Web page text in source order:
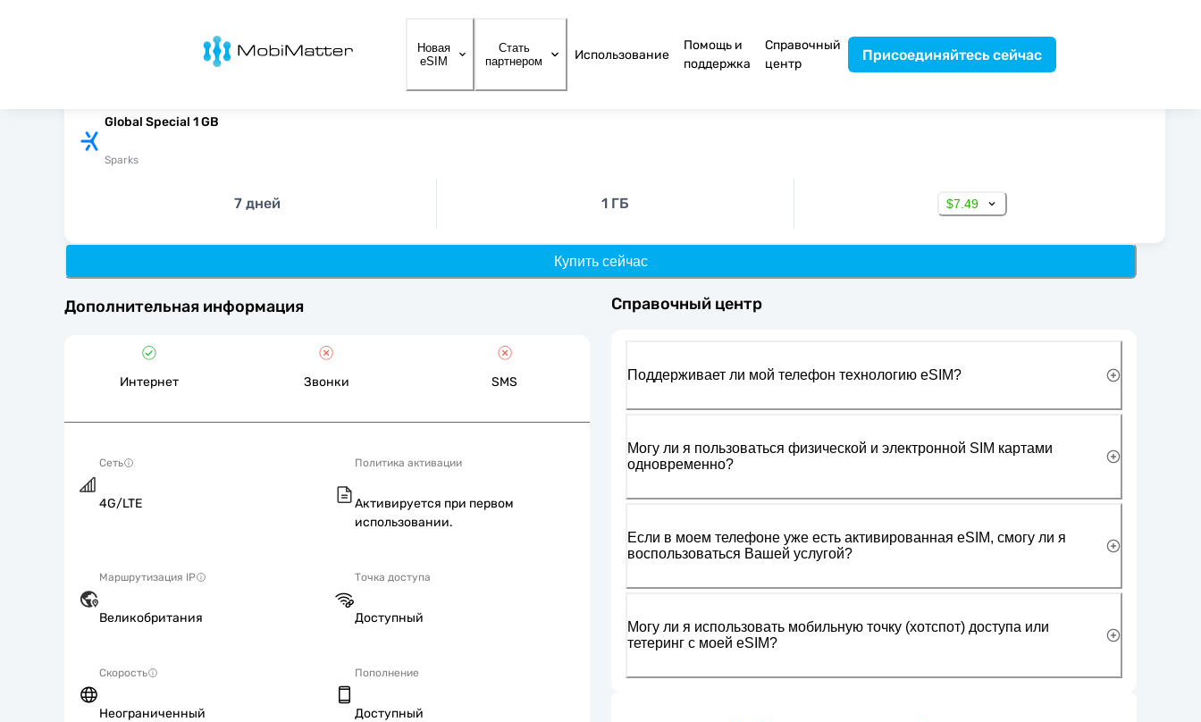
MobiMatter
Новая
eSIM
Стать
партнером
Использование
Помощь и
поддержка
Справочный
центр
Присоединяйтесь сейчас
Global Special 1 GB
Sparks
7 дней 1 ГБ $7.49
Купить сейчас
Дополнительная информация
Интернет Звонки SMS
Сеть
4G/LTE
Политика активации
Активируется при первом
использовании.
Маршрутизация IP
Великобритания
Точка доступа
Доступный
Скорость
Неограниченный
Пополнение
Доступный
Справочный центр
Поддерживает ли мой телефон технологию eSIM?
Могу ли я пользоваться физической и электронной SIM картами
одновременно?
Если в моем телефоне уже есть активированная eSIM, смогу ли я
воспользоваться Вашей услугой?
Могу ли я использовать мобильную точку (хотспот) доступа или
тетеринг с моей eSIM?